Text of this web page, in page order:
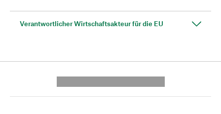
Verantwortlicher Wirtschaftsakteur für die EU